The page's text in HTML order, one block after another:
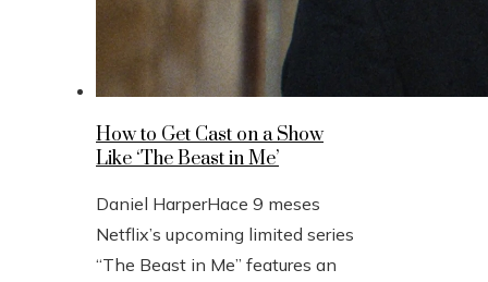
How to Get Cast on a Show
Like ‘The Beast in Me’
Daniel HarperHace 9 meses
Netflix’s upcoming limited series
“The Beast in Me” features an